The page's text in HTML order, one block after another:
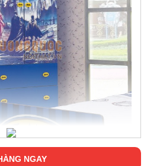
nắp, gọn gàng hơn.
NGAY